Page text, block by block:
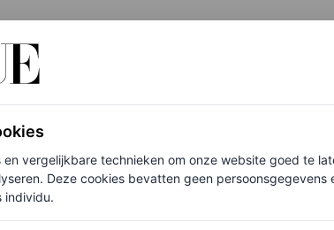
en vergelijkbare technieken om onze website goed te
Deze cookies bevatten geen persoonsgegevens
individu.